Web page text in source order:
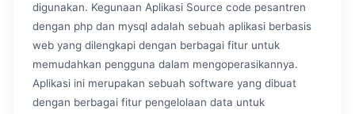
digunakan. Kegunaan Aplikasi Source code pesantren
dengan php dan mysql adalah sebuah aplikasi berbasis
web yang dilengkapi dengan berbagai fitur untuk
memudahkan pengguna dalam mengoperasikannya.
Aplikasi ini merupakan sebuah software yang dibuat
dengan berbagai fitur pengelolaan data untuk